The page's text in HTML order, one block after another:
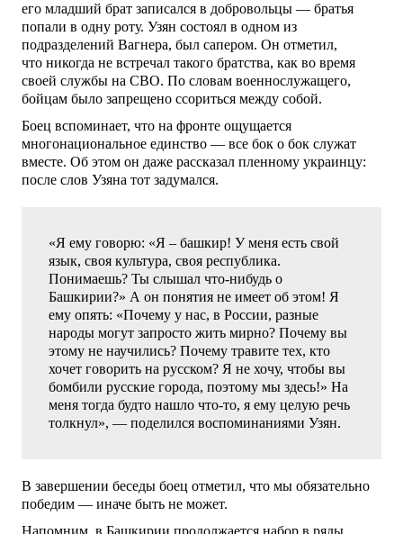
его младший брат записался в добровольцы — братья
попали в одну роту. Узян состоял в одном из
подразделений Вагнера, был сапером. Он отметил,
что никогда не встречал такого братства, как во время
своей службы на СВО. По словам военнослужащего,
бойцам было запрещено ссориться между собой.
Боец вспоминает, что на фронте ощущается
многонациональное единство — все бок о бок служат
вместе. Об этом он даже рассказал пленному украинцу:
после слов Узяна тот задумался.
«Я ему говорю: «Я – башкир! У меня есть свой
язык, своя культура, своя республика.
Понимаешь? Ты слышал что-нибудь о
Башкирии?» А он понятия не имеет об этом! Я
ему опять: «Почему у нас, в России, разные
народы могут запросто жить мирно? Почему вы
этому не научились? Почему травите тех, кто
хочет говорить на русском? Я не хочу, чтобы вы
бомбили русские города, поэтому мы здесь!» На
меня тогда будто нашло что-то, я ему целую речь
толкнул», — поделился воспоминаниями Узян.
В завершении беседы боец отметил, что мы обязательно
победим — иначе быть не может.